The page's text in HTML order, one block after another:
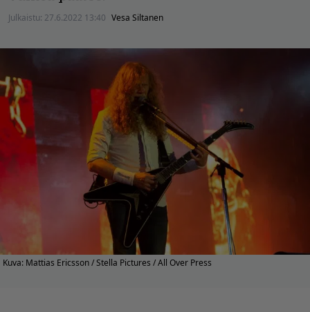
Julkaistu: 27.6.2022 13:40 Vesa Siltanen
Kuva: Mattias Ericsson / Stella Pictures / All Over Press